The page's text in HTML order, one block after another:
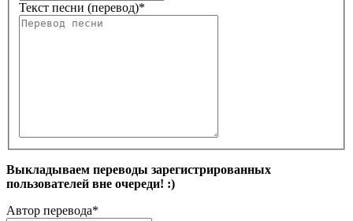
Текст песни (перевод)*
Выкладываем переводы зарегистрированных
пользователей вне очереди! :)
Автор перевода*